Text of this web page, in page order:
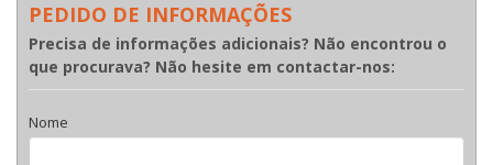
PEDIDO DE INFORMAÇÕES
Precisa de informações adicionais? Não encontrou o
que procurava? Não hesite em contactar-nos:
Nome